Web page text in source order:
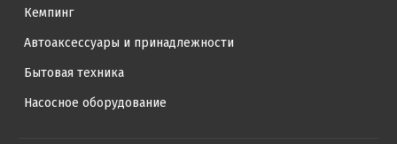
Кемпинг
Автоаксессуары и принадлежности
Бытовая техника
Насосное оборудование